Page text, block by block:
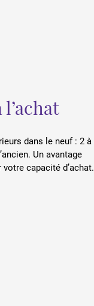
dans le neuf : 2 à
Un avantage
capacité d’achat.